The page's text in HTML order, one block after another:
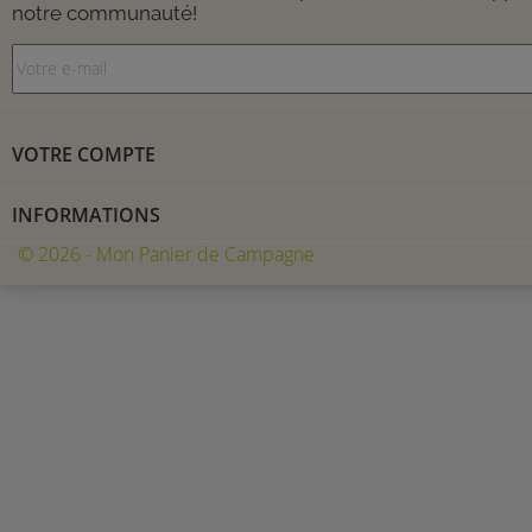
notre communauté!
VOTRE COMPTE
INFORMATIONS
© 2026 - Mon Panier de Campagne